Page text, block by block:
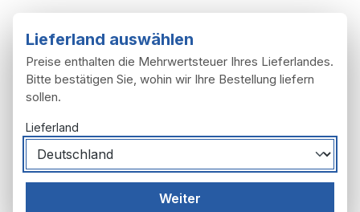
Helme, Brillen, Handschuhe
Lieferland auswählen
Preise enthalten die Mehrwertsteuer Ihres Lieferlandes.
Bitte bestätigen Sie, wohin wir Ihre Bestellung liefern
sollen.
Lieferland
Weiter